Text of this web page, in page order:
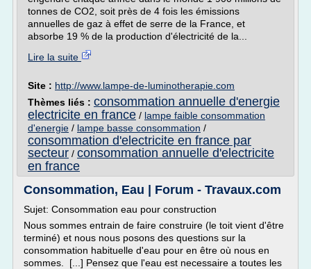
tonnes de CO2, soit près de 4 fois les émissions
annuelles de gaz à effet de serre de la France, et
absorbe 19 % de la production d'électricité de la...
Lire la suite
Site : http://www.lampe-de-luminotherapie.com
Thèmes liés : consommation annuelle d'energie
electricite en france / lampe faible consommation
d'energie / lampe basse consommation /
consommation d'electricite en france par
secteur / consommation annuelle d'electricite
en france
Consommation, Eau | Forum - Travaux.com
Sujet: Consommation eau pour construction
Nous sommes entrain de faire construire (le toit vient d'être
terminé) et nous nous posons des questions sur la
consommation habituelle d'eau pour en être où nous en
sommes. [...] Pensez que l'eau est necessaire a toutes les